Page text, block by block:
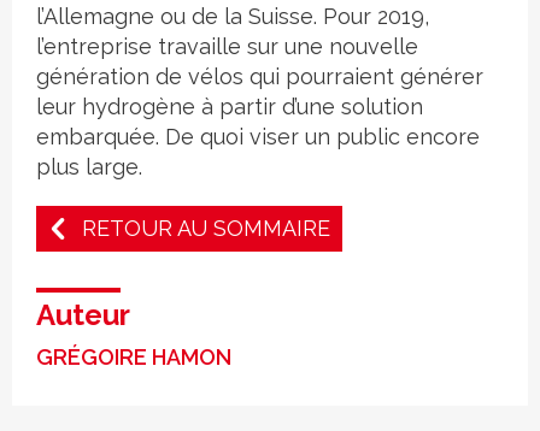
l’Allemagne ou de la Suisse. Pour 2019,
l’entreprise travaille sur une nouvelle
génération de vélos qui pourraient générer
leur hydrogène à partir d’une solution
embarquée. De quoi viser un public encore
plus large.
RETOUR AU SOMMAIRE
Auteur
GRÉGOIRE HAMON